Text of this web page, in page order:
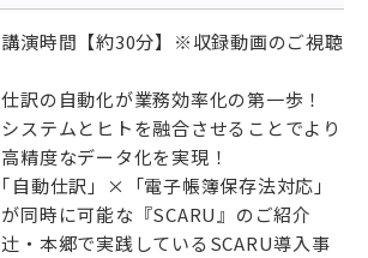
講演時間【約30分】※収録動画のご視聴
仕訳の自動化が業務効率化の第一歩！
システムとヒトを融合させることでより
高精度なデータ化を実現！
｢自動仕訳」×「電子帳簿保存法対応」
が同時に可能な『SCARU』のご紹介
辻󠄀・本郷で実践しているSCARU導入事